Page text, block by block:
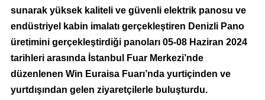
sunarak yüksek kaliteli ve güvenli elektrik panosu ve
endüstriyel kabin imalatı gerçekleştiren Denizli Pano
üretimini gerçekleştirdiği panoları 05-08 Haziran 2024
tarihleri arasında İstanbul Fuar Merkezi’nde
düzenlenen Win Euraisa Fuarı’nda yurtiçinden ve
yurtdışından gelen ziyaretçilerle buluşturdu.